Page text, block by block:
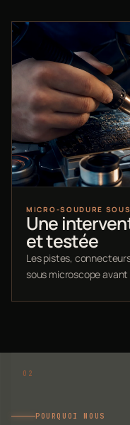
MICRO-SOUDURE
Une
et testée
Les pistes,
sous microscope
POURQUOI NOUS